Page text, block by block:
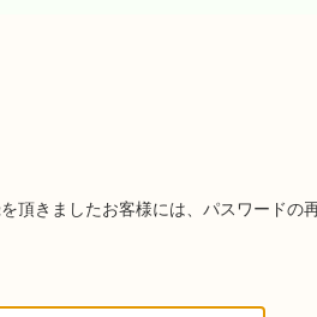
頂きましたお客様には、パスワードの